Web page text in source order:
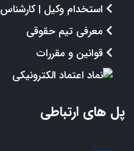
استخدام وکیل | کارشناس
معرفی تیم حقوقی
قوانین و مقررات
پل های ارتباطی